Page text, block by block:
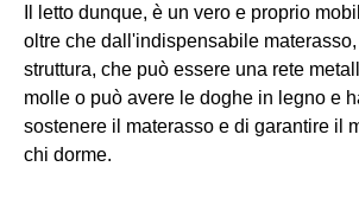
Il letto dunque, è un vero e proprio
oltre che dall'indispensabile
struttura, che può essere una rete
molle o può avere le doghe in legno e
sostenere il materasso e di garantire il
chi dorme.